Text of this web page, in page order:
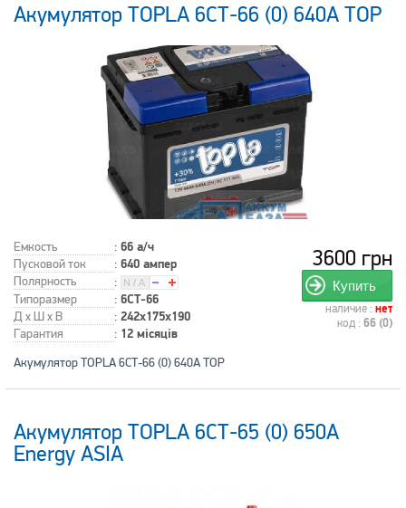
Акумулятор TOPLA 6СТ-66 (0) 640А TOP
Емкость : 66 а/ч
Пусковой ток : 640 ампер
Полярность
:
Типоразмер
: 6СТ-66
Д x Ш x В : 242x175x190
Гарантия : 12 місяців
3600 грн
Купить
наличие : нет
код : 66 (0)
Акумулятор TOPLA 6СТ-66 (0) 640А TOP
Акумулятор TOPLA 6СТ-65 (0) 650А
Energy ASIA